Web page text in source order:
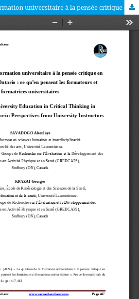
La question de la formation universitaire à la pensée critique en kinésiologie en Ontario : ce qu’en pensent les formateurs et formatrices universitaires